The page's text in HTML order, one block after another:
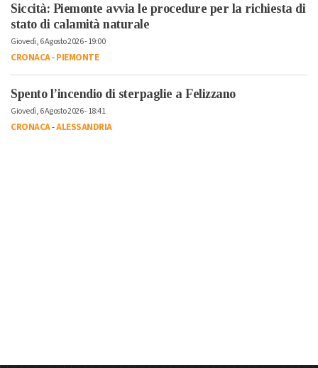
Siccità: Piemonte avvia le procedure per la richiesta di
stato di calamità naturale
Giovedì, 6 Agosto 2026 - 19:00
CRONACA-PIEMONTE
Spento l’incendio di sterpaglie a Felizzano
Giovedì, 6 Agosto 2026 - 18:41
CRONACA-ALESSANDRIA